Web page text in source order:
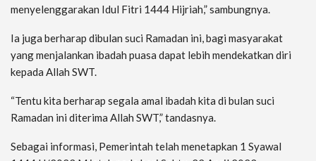
menyelenggarakan Idul Fitri 1444 Hijriah,” sambungnya.
Ia juga berharap dibulan suci Ramadan ini, bagi masyarakat
yang menjalankan ibadah puasa dapat lebih mendekatkan diri
kepada Allah SWT.
“Tentu kita berharap segala amal ibadah kita di bulan suci
Ramadan ini diterima Allah SWT,” tandasnya.
Sebagai informasi, Pemerintah telah menetapkan 1 Syawal